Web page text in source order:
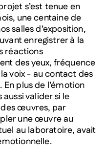
s’est tenue en
une centaine de
salles d’exposition,
enregistrer à la
réactions
des yeux, fréquence
voix - au contact des
plus de l’émotion
valider si le
œuvres, par
une œuvre au
au laboratoire, avait